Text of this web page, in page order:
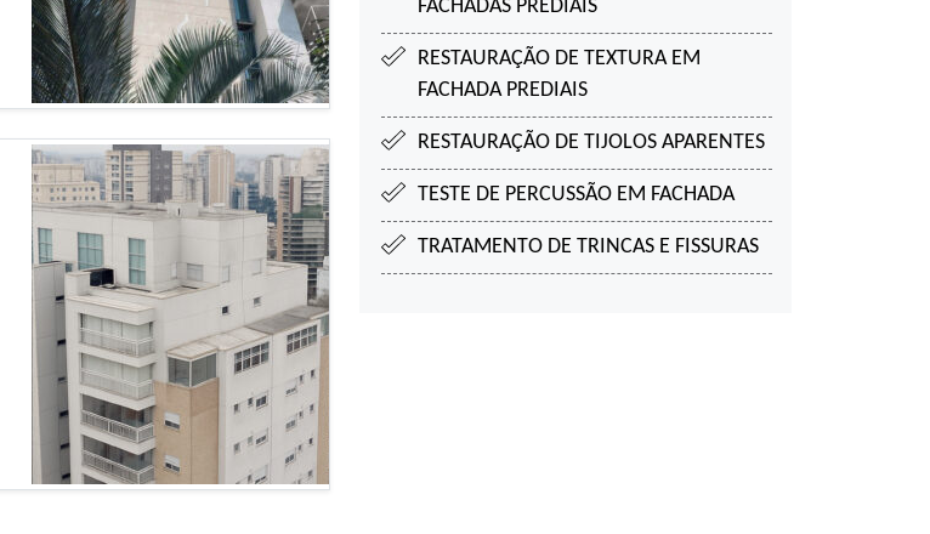
FACHADAS PREDIAIS
RESTAURAÇÃO DE TEXTURA EM
FACHADA PREDIAIS
RESTAURAÇÃO DE TIJOLOS APARENTES
TESTE DE PERCUSSÃO EM FACHADA
TRATAMENTO DE TRINCAS E FISSURAS